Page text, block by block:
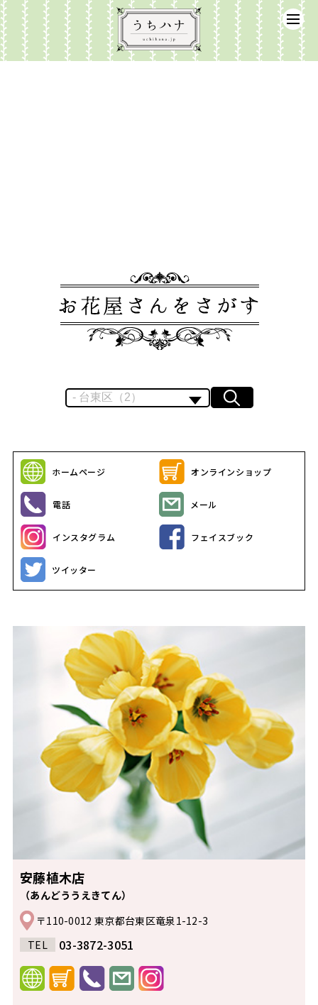
ホームページ オンラインショップ
電話 メール
インスタグラム フェイスブック
ツイッター
安藤植木店
（あんどううえきてん）
〒110-0012 東京都台東区竜泉1-12-3
TEL
03-3872-3051